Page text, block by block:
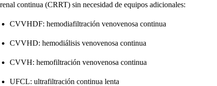
renal continua (CRRT) sin necesidad de equipos adicionales:
CVVHDF: hemodiafiltración venovenosa continua
CVVHD: hemodiálisis venovenosa continua
CVVH: hemofiltración venovenosa continua
UFCL: ultrafiltración continua lenta